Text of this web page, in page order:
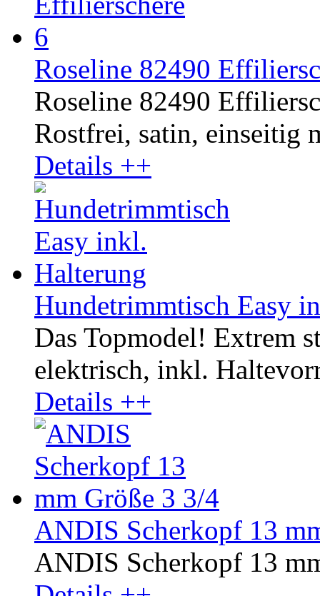
Roseline 82490
Roseline 82490
Rostfrei, satin, einseitig
Details ++
Hundetrimmtisch Easy
Das Topmodel! Extrem
elektrisch, inkl.
Details ++
ANDIS Scherkopf 13
ANDIS Scherkopf 13